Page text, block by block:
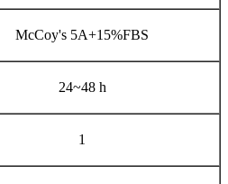
McCoy's 5A+15%FBS
24~48 h
1